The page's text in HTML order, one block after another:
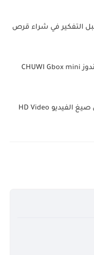
التفكير في شراء قرص
تعرف على اقوى جهاز بوكس ويندوز CHUWI Gbox mini
أحصل على تفعيل برنامج تحويل صيغ الفيديو HD Video